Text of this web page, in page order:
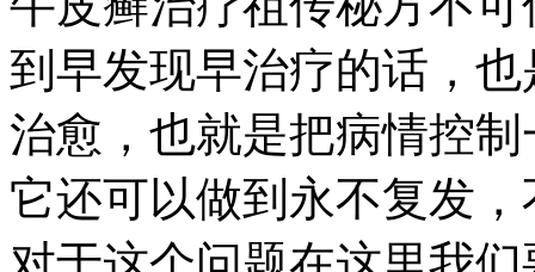
到早发现早治疗的话，
治愈，也就是把病情控
它还可以做到永不复发